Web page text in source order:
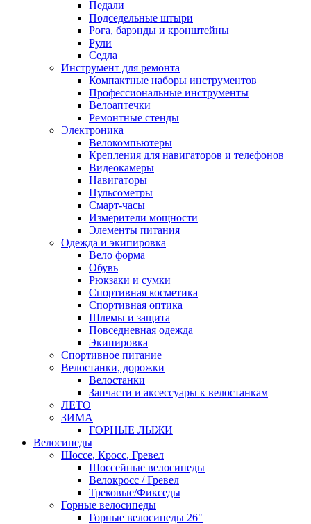
Педали
Подседельные штыри
Рога, барэнды и кронштейны
Рули
Седла
Инструмент для ремонта
Компактные наборы инструментов
Профессиональные инструменты
Велоаптечки
Ремонтные стенды
Электроника
Велокомпьютеры
Крепления для навигаторов и телефонов
Видеокамеры
Навигаторы
Пульсометры
Смарт-часы
Измерители мощности
Элементы питания
Одежда и экипировка
Вело форма
Обувь
Рюкзаки и сумки
Спортивная косметика
Спортивная оптика
Шлемы и защита
Повседневная одежда
Экипировка
Спортивное питание
Велостанки, дорожки
Велостанки
Запчасти и аксессуары к велостанкам
ЛЕТО
ЗИМА
ГОРНЫЕ ЛЫЖИ
Велосипеды
Шоссе, Кросс, Гревел
Шоссейные велосипеды
Велокросс / Гревел
Трековые/Фикседы
Горные велосипеды
Горные велосипеды 26"